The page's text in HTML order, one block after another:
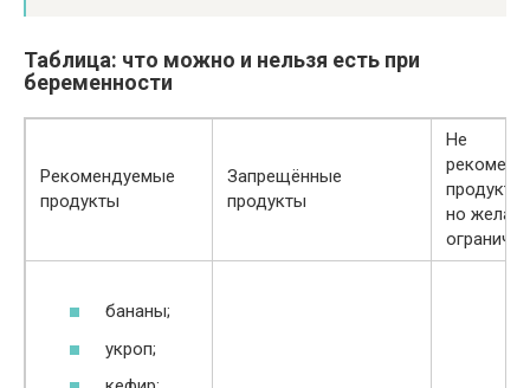
Таблица: что можно и нельзя есть при
беременности
Рекомендуемые
продукты
Запрещённые
продукты
Не
но
бананы;
укроп;